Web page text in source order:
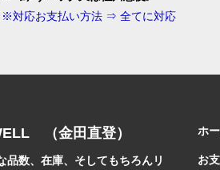
※対応お支払い方法 ⇒ 全てに対応
（金田直登）
品数、在庫、そしてもちろんリ
ホ
お